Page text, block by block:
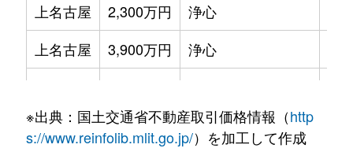
上名古屋
2,300万円 浄心
上名古屋
3,900万円 浄心
菊井
2,700万円 浅間町
※出典：国土交通省不動産取引価格情報（http
s://www.reinfolib.mlit.go.jp/）を加工して作成